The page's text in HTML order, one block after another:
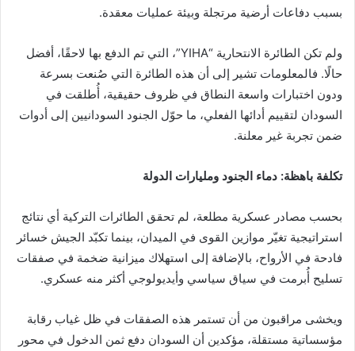
بسبب دفاعات أرضية مرتجلة وبيئة عمليات معقدة.
ولم تكن الطائرة الانتحارية “YIHA”، التي تم الدفع بها لاحقًا، أفضل
حالًا. فالمعلومات تشير إلى أن هذه الطائرة التي صُنعت بسرعة
ودون اختبارات واسعة النطاق في ظروف حقيقية، أُطلقت في
السودان لتقييم أدائها الفعلي، ما حوّل الجنود السودانيين إلى أدوات
ضمن تجربة غير معلنة.
تكلفة باهظة: دماء الجنود ومليارات الدولة
بحسب مصادر عسكرية مطلعة، لم تحقق الطائرات التركية أي نتائج
استراتيجية تغيّر موازين القوى في الميدان، بينما تكبّد الجيش خسائر
فادحة في الأرواح، بالإضافة إلى استهلاك ميزانية ضخمة في صفقات
تسليح أُبرمت في سياق سياسي وأيديولوجي أكثر منه عسكري.
ويخشى مراقبون من أن تستمر هذه الصفقات في ظل غياب رقابة
مؤسساتية مستقلة، مؤكدين أن السودان دفع ثمن الدخول في محور